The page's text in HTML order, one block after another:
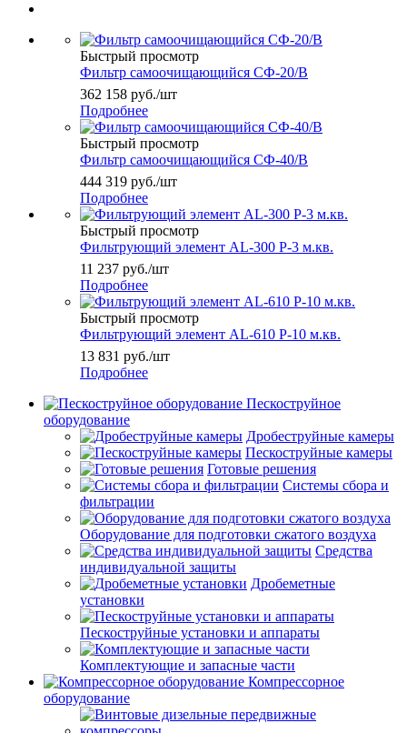
Быстрый просмотр
Фильтр самоочищающийся СФ-20/В
362 158 руб./шт
Подробнее
Быстрый просмотр
Фильтр самоочищающийся СФ-40/В
444 319 руб./шт
Подробнее
Быстрый просмотр
Фильтрующий элемент AL-300 P-3 м.кв.
11 237 руб./шт
Подробнее
Быстрый просмотр
Фильтрующий элемент AL-610 P-10 м.кв.
13 831 руб./шт
Подробнее
Пескоструйное
оборудование
Дробеструйные камеры
Пескоструйные камеры
Готовые решения
Системы сбора и
фильтрации
Оборудование для подготовки сжатого воздуха
Средства
индивидуальной защиты
Дробеметные
установки
Пескоструйные установки и аппараты
Комплектующие и запасные части
Компрессорное
оборудование